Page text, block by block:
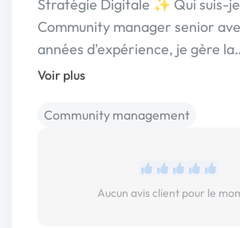
Stratégie Digitale ✨ Qui suis-
Community manager senior
années d'expérience, je gère
Voir plus
Community management
Aucun avis client pour le